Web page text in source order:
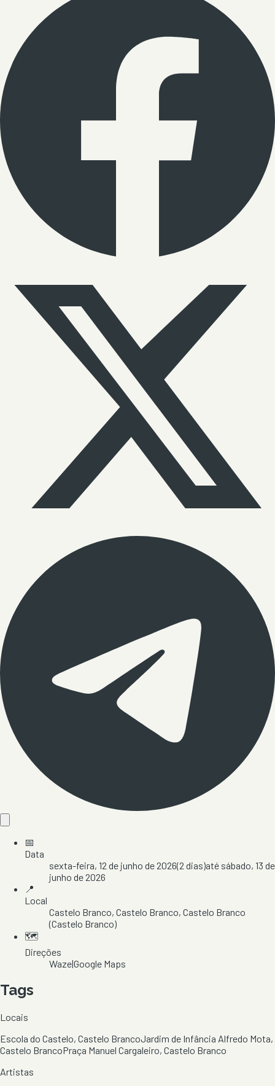
📅
Data
sexta-feira, 12 de junho de 2026(2 dias)até sábado, 13 de
junho de 2026
📍
Local
Castelo Branco, Castelo Branco, Castelo Branco
(Castelo Branco)
🗺️
Direções
Waze|Google Maps
Tags
Locais
Escola do Castelo, Castelo BrancoJardim de Infância Alfredo Mota,
Castelo BrancoPraça Manuel Cargaleiro, Castelo Branco
Artistas